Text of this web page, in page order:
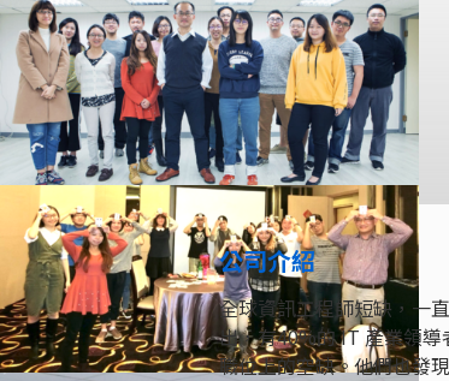
公司介紹
全球資訊工程師短缺，一
出，有40%的 IT 產業領
職位上的空缺。他們也發